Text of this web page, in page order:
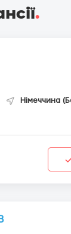
.
Німеччина